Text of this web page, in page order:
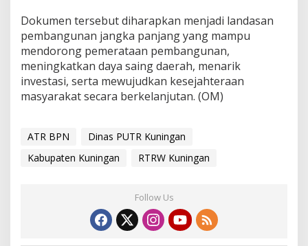
Dokumen tersebut diharapkan menjadi landasan
pembangunan jangka panjang yang mampu
mendorong pemerataan pembangunan,
meningkatkan daya saing daerah, menarik
investasi, serta mewujudkan kesejahteraan
masyarakat secara berkelanjutan. (OM)
ATR BPN
Dinas PUTR Kuningan
Kabupaten Kuningan
RTRW Kuningan
Follow Us